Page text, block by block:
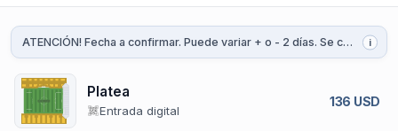
ATENCIÓN! Fecha a confirmar. Puede variar + o - 2 días. Se confirmará 1 o 2 semanas antes del partido. i
Platea
Entrada digital
136 USD